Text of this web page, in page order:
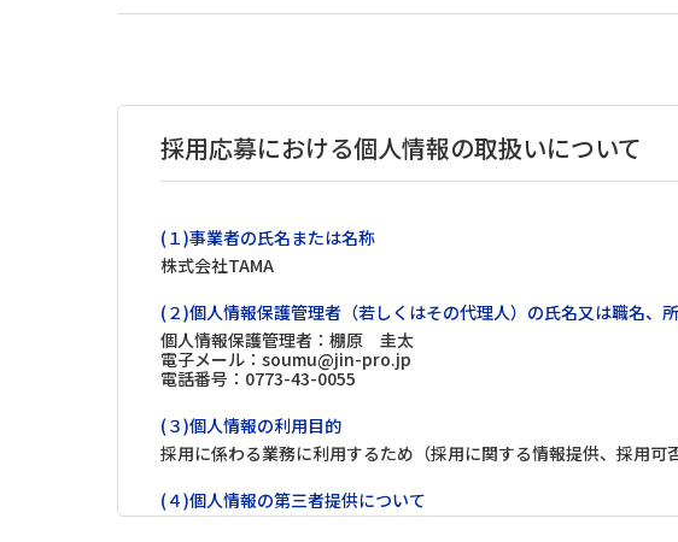
採用応募における個人情報の取扱いについて
(１)事業者の氏名または名称
株式会社TAMA
(２)個人情報保護管理者（若しくはその代理人）の氏名又は職名、
個人情報保護管理者：棚原 圭太
電子メール：soumu@jin-pro.jp
電話番号：0773-43-0055
(３)個人情報の利用目的
採用に係わる業務に利用するため（採用に関する情報提供、採用可
(４)個人情報の第三者提供について